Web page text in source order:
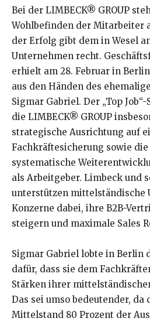
Bei der LIMBECK® GROUP
Wohlbefinden der Mitarbeiter
der Erfolg gibt dem in Wesel
Unternehmen recht.
erhielt am 28. Februar in Berlin
aus den Händen des
Sigmar Gabriel. Der „Top
die LIMBECK® GROUP
strategische Ausrichtung auf
Fachkräftesicherung sowie
systematische
als Arbeitgeber. Limbeck und
unterstützen mittelständische
Konzerne dabei, ihre B2B-
steigern und maximale Sales
Sigmar Gabriel lobte in Berlin
dafür, dass sie dem
Stärken ihrer
Das sei umso bedeutender, da
Mittelstand 80 Prozent der